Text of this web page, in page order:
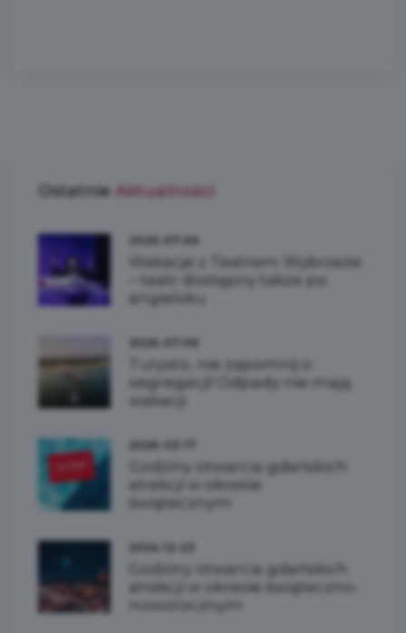
Ostatnie Aktualności
Wakacje z Teatrem Wybrzeże
– teatr dostępny także po
angielsku
Turysto, nie zapomnij o
segregacji! Odpady nie mają
wakacji
Godziny otwarcia gdańskich
atrakcji w okresie
świątecznym
Godziny otwarcia gdańskich
atrakcji w okresie świąteczno-
noworocznym